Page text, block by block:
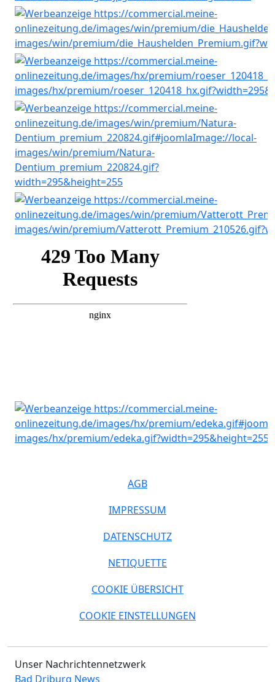
AGB
IMPRESSUM
DATENSCHUTZ
NETIQUETTE
COOKIE ÜBERSICHT
COOKIE EINSTELLUNGEN
Unser Nachrichtennetzwerk
Bad Driburg News